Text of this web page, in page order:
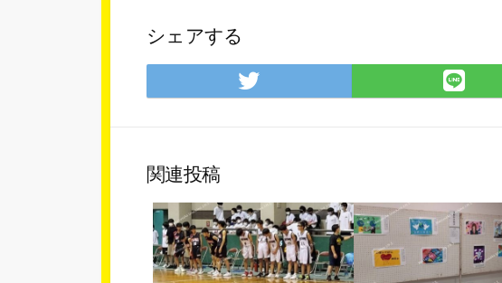
シェアする
Twitter
で
で
関連投稿